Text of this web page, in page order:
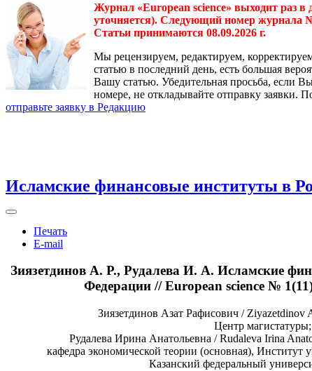
Журнал «European science» выходит раз в
уточняется). Следующий номер журнала №
Статьи принимаются 08.09.2026 г.
Мы рецензируем, редактируем,
статью в последний день, есть большая
Вашу статью. Убедительная просьба, если
номере, не откладывайте отправку заявки.
отправьте заявку в Редакцию
Исламские финансовые институты в
Печать
E-mail
Зиязетдинов А. Р., Рудалева И. А. Исламские
Федерации // European science №
Зиязетдинов Азат Рафисович / Ziyazetdinov
Центр магистатуры;
Рудалева Ирина Анатольевна / Rudaleva Irina
кафедра экономической теории (основная), Институт
Казанский федеральный